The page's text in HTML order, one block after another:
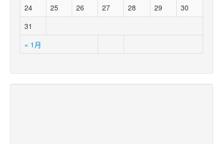
« 1月
24
25 26 27 28 29
30
31